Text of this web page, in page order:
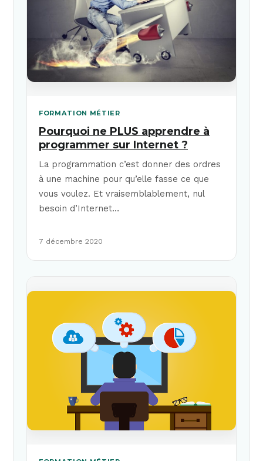
FORMATION MÉTIER
Pourquoi ne PLUS apprendre à
programmer sur Internet ?
La programmation c’est donner des ordres
à une machine pour qu’elle fasse ce que
vous voulez. Et vraisemblablement, nul
besoin d’Internet…
7 décembre 2020